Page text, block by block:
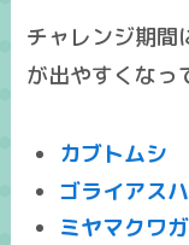
チャレンジ期間
が出やすくな
カブトムシ
ゴライアス
ミヤマクワ